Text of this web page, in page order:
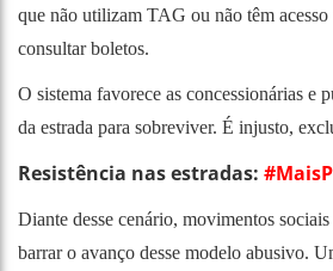
que não utilizam TAG ou não têm
consultar boletos.
O sistema favorece as concessionárias e
da estrada para sobreviver. É injusto,
Resistência nas estradas:
Diante desse cenário, movimentos
barrar o avanço desse modelo abusivo.